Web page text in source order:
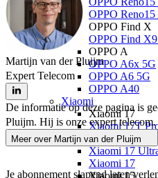
OPPO Reno15
OPPO Find X
OPPO Find
OPPO A
OPPO A6x 5G
OPPO A6 5G
OPPO A40
Xiaomi
Xiaomi 17
Xiaomi 17T
Xiaomi 17T
Xiaomi 17
Xiaomi 17
Xiaomi 15
Martijn van der Pluijm
Expert Telecom
De informatie op deze pagina is
Pluijm. Hij is onze expert telecom.
Meer over Martijn van der Pluijm
Je abonnement slapend laten